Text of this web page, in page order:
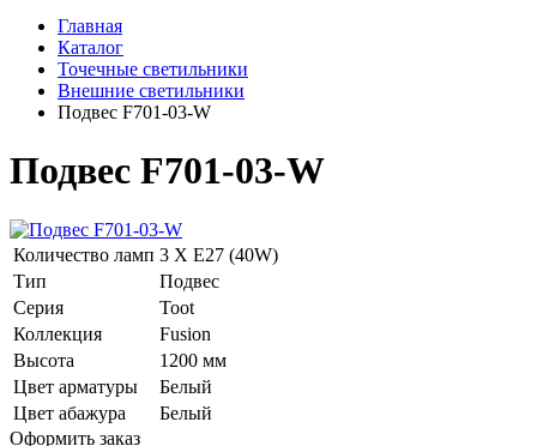
Главная
Каталог
Точечные светильники
Внешние светильники
Подвес F701-03-W
Подвес F701-03-W
Количество ламп 3 Х E27 (40W)
Тип
Подвес
Серия
Toot
Коллекция
Fusion
Высота
1200 мм
Цвет арматуры
Белый
Цвет абажура
Белый
Оформить заказ